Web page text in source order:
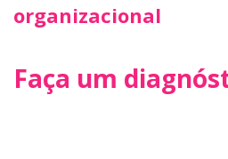
organizacional
Faça um